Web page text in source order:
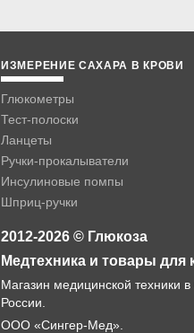
ИЗМЕРЕНИЕ САХАРА В КРОВИ
Глюкометры
Тест-полоски
Ланцеты
Ручки-прокалыватели
Инсулиновые помпы
Шприц-ручки
2012-2026 © Глюкоза
Медтехника и товары для
Магазин медицинской техники
России.
ООО «Сингер-Мед».